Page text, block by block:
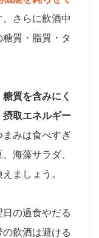
。さらに飲酒中
質・脂質・タ
質を含みにく
摂取エネルギー
みは食べすぎ
海藻サラダ、
ましょう。
の過食やだる
飲酒は避ける